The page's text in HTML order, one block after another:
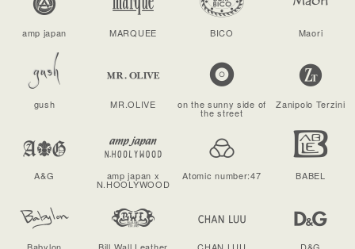
amp japan MARQUEE BICO Maori
gush MR.OLIVE on the sunny side of
the street
Zanipolo Terzini
A&G amp japan x
N.HOOLYWOOD
Atomic number:47 BABEL